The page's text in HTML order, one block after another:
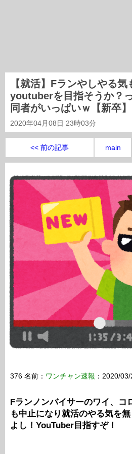
【就活】Fランやしやる気
youtuberを目指そうか？
同者がいっぱいｗ【新卒】
2020年04月08日 23時03分
<< 前の記事 main
376 名前： ワンチャン速報 ：2020/
Fランノンバイサーのワイ、コ
も中止になり就活のやる気を
よし！YouTuber目指すぞ！